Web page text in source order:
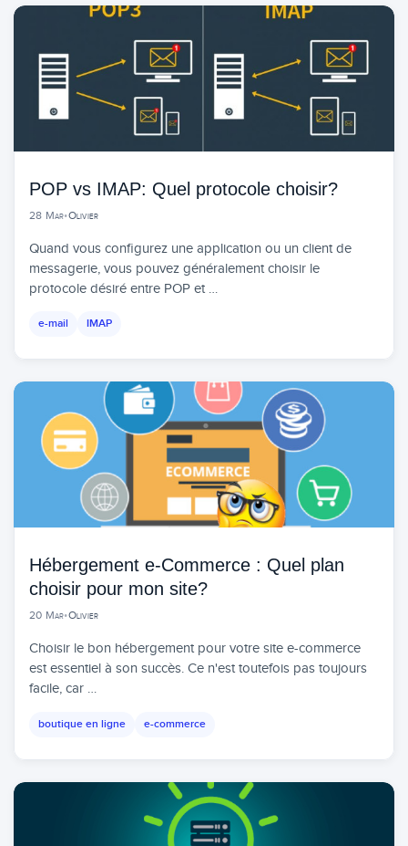
POP vs IMAP: Quel protocole choisir?
28 Mar•Olivier
Quand vous configurez une application ou un client de
messagerie, vous pouvez généralement choisir le
protocole désiré entre POP et …
e-mail IMAP
Hébergement e-Commerce : Quel plan
choisir pour mon site?
20 Mar•Olivier
Choisir le bon hébergement pour votre site e-commerce
est essentiel à son succès. Ce n'est toutefois pas toujours
facile, car …
boutique en ligne e-commerce